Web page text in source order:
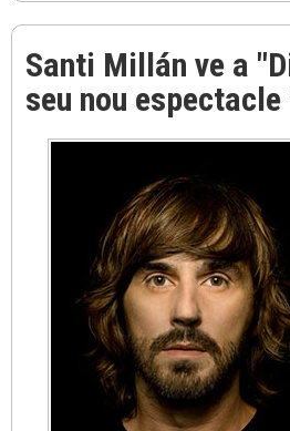
Santi Millán ve a
seu nou